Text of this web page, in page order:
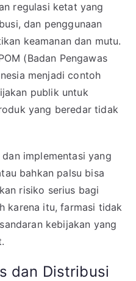
regulasi ketat yang
dan penggunaan
keamanan dan mutu.
(Badan Pengawas
menjadi contoh
publik untuk
yang beredar tidak
implementasi yang
bahkan palsu bisa
risiko serius bagi
karena itu, farmasi tidak
kebijakan yang
dan Distribusi